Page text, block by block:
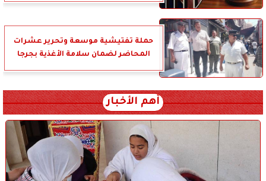
حملة تفتيشية موسعة وتحرير عشرات
المحاضر لضمان سلامة الأغذية بجرجا
أهم الأخبار